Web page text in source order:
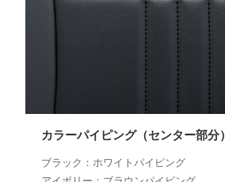
カラーパイピング（センター部分）
ブラック：ホワイトパイピング